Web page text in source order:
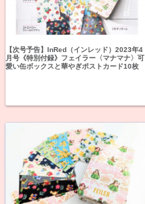
【次号予告】InRed（インレッド）2023年4
月号《特別付録》フェイラー〈マナマナ〉可
愛い缶ボックスと華やぎポストカード10枚